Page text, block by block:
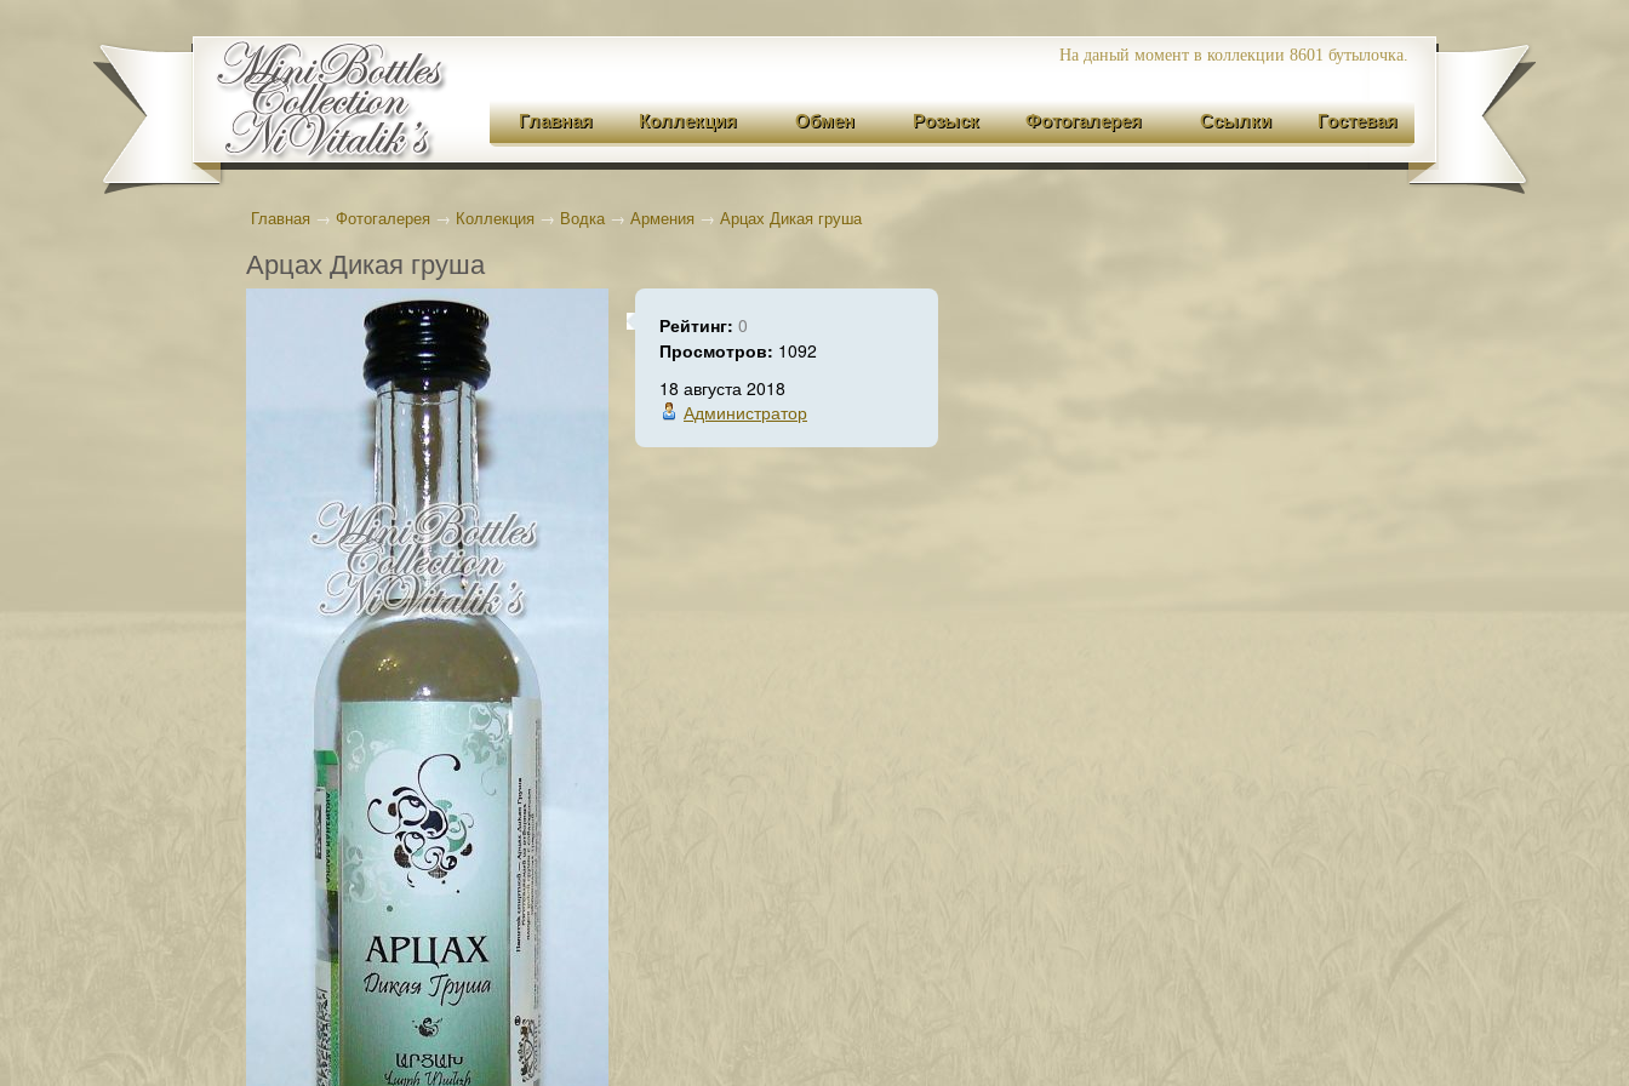
На даный момент в коллекции 8601 бутылочка.
Главная Коллекция Обмен Розыск Фотогалерея Ссылки Гостевая
Главная → Фотогалерея → Коллекция → Водка→ Армения → Арцах Дикая груша
Арцах Дикая груша
Рейтинг: 0
Просмотров: 1092
18 августа 2018
Администратор